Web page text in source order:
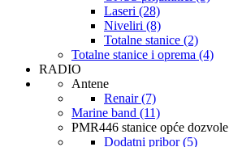
Laseri (28)
Niveliri (8)
Totalne stanice (2)
Totalne stanice i oprema (4)
RADIO
Antene
Renair (7)
Marine band (11)
PMR446 stanice opće dozvole
Dodatni pribor (5)